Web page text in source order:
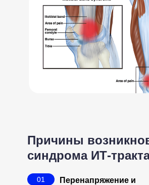
Причины
синдрома ИТ-
Перенапряжение и
01